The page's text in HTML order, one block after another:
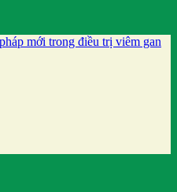
mới trong điều trị viêm gan